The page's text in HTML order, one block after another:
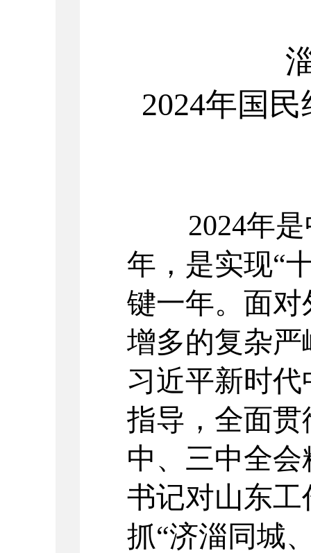
2024年国民
2024年
年，是实现“
键一年。面
增多的复杂
习近平新时
指导，全面
中、三中全
书记对山东
抓“济淄同城